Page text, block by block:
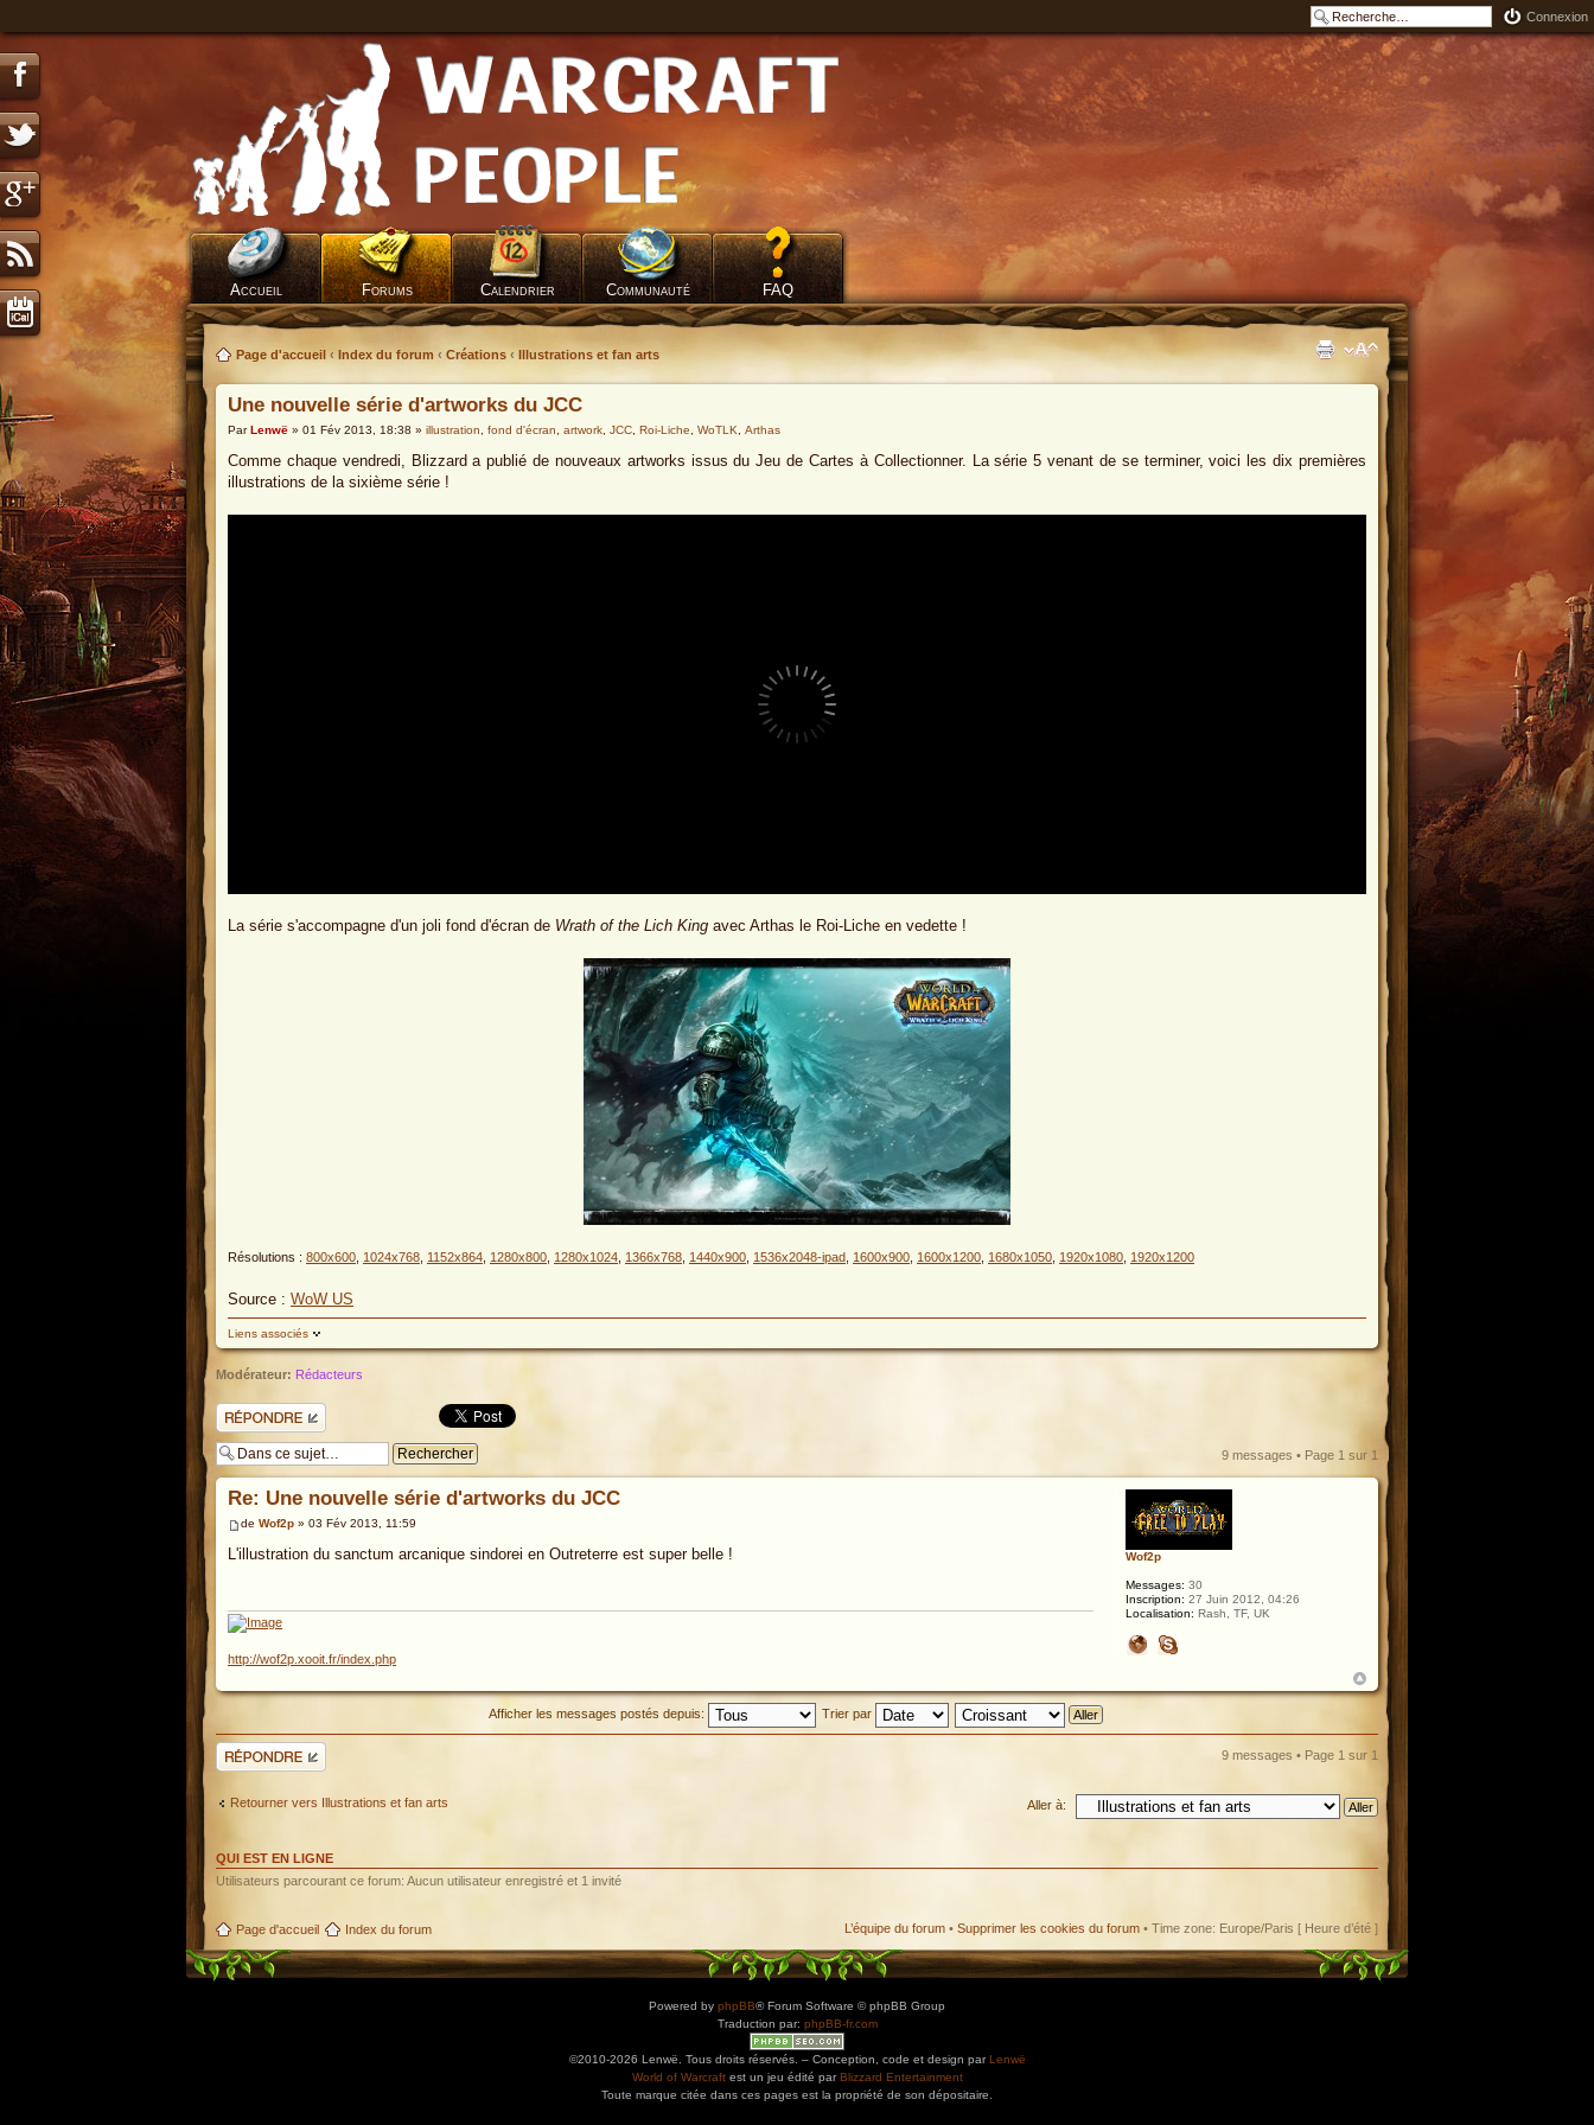
Connexion
Accueil Forums Calendrier Communauté FAQ
Page d'accueil ‹ Index du forum ‹ Créations ‹ Illustrations et fan arts
Une nouvelle série d'artworks du JCC
ParLenwë » 01 Fév 2013, 18:38 » illustration fond d'écran artwork JCC Roi-Liche WoTLK Arthas
Comme chaque vendredi, Blizzard a publié de nouveaux artworks issus du Jeu de Cartes à Collectionner. La série 5 venant de se terminer, voici les dix premières
illustrations de la sixième série !
La série s'accompagne d'un joli fond d'écran de Wrath of the Lich King avec Arthas le Roi-Liche en vedette !
Résolutions : 800x600 1024x768 1152x864 1280x800 1280x1024 1366x768 1440x900 1536x2048-ipad 1600x900 1600x1200 1680x1050 1920x1080 1920x1200
Source : WoW US
Liens associés
Modérateur: Rédacteurs
Répondre
9 messages • Page 1 sur 1
Re: Une nouvelle série d'artworks du JCC
de Wof2p » 03 Fév 2013, 11:59
L'illustration du sanctum arcanique sindorei en Outreterre est super belle !
http://wof2p.xooit.fr/index.php
Wof2p
Messages: 30
Inscription: 27 Juin 2012, 04:26
Localisation: Rash, TF, UK
Afficher les messages postés depuis: Trier par
Répondre 9 messages • Page 1 sur 1
Retourner vers Illustrations et fan arts Aller à:
QUI EST EN LIGNE
Utilisateurs parcourant ce forum: Aucun utilisateur enregistré et 1 invité
Page d'accueil Index du forum L’équipe du forum • Supprimer les cookies du forum • Time zone: Europe/Paris [ Heure d’été ]
Powered by phpBB® Forum Software © phpBB Group
Traduction par: phpBB-fr.com
©2010-2026 Lenwë. Tous droits réservés. – Conception, code et design par Lenwë
World of Warcraftest un jeu édité par Blizzard Entertainment
Toute marque citée dans ces pages est la propriété de son dépositaire.